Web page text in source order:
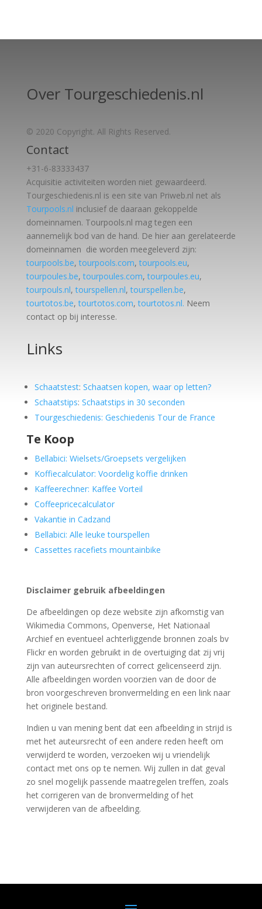
Over Tourgeschiedenis.nl
© 2020 Copyright. All Rights Reserved.
Contact
+31-6-83333437
Acquisitie activiteiten worden niet gewaardeerd.
Tourgeschiedenis.nl is een site van Priweb.nl net als
Tourpools.nl inclusief de daaraan gekoppelde
domeinnamen. Tourpools.nl mag tegen een
aannemelijk bod van de hand. De hier aan gerelateerde
domeinnamen die worden meegeleverd zijn:
tourpools.be,tourpools.com,tourpools.eu,
tourpoules.be,tourpoules.com,tourpoules.eu,
tourpouls.nl,tourspellen.nl,tourspellen.be,
tourtotos.be,tourtotos.com,tourtotos.nl. Neem
contact op bij interesse.
Links
Schaatstest: Schaatsen kopen, waar op letten?
Schaatstips: Schaatstips in 30 seconden
Tourgeschiedenis: Geschiedenis Tour de France
Te Koop
Bellabici: Wielsets/Groepsets vergelijken
Koffiecalculator: Voordelig koffie drinken
Kaffeerechner: Kaffee Vorteil
Coffeepricecalculator
Vakantie in Cadzand
Bellabici: Alle leuke tourspellen
Cassettes racefiets mountainbike
Disclaimer gebruik afbeeldingen
De afbeeldingen op deze website zijn afkomstig van
Wikimedia Commons, Openverse, Het Nationaal
Archief en eventueel achterliggende bronnen zoals bv
Flickr en worden gebruikt in de overtuiging dat zij vrij
zijn van auteursrechten of correct gelicenseerd zijn.
Alle afbeeldingen worden voorzien van de door de
bron voorgeschreven bronvermelding en een link naar
het originele bestand.
Indien u van mening bent dat een afbeelding in strijd is
met het auteursrecht of een andere reden heeft om
verwijderd te worden, verzoeken wij u vriendelijk
contact met ons op te nemen. Wij zullen in dat geval
zo snel mogelijk passende maatregelen treffen, zoals
het corrigeren van de bronvermelding of het
verwijderen van de afbeelding.